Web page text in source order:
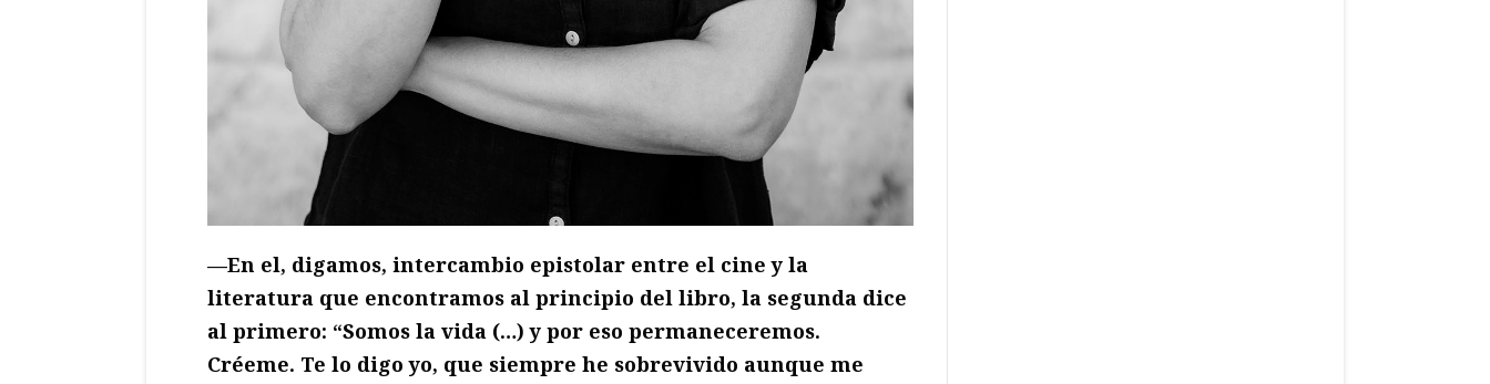
—En el, digamos, intercambio epistolar entre el cine y la
literatura que encontramos al principio del libro, la segunda dice
al primero: “Somos la vida (…) y por eso permaneceremos.
Créeme. Te lo digo yo, que siempre he sobrevivido aunque me